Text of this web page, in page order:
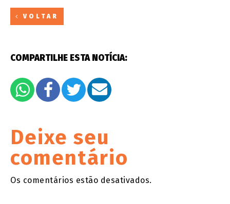
VOLTAR
COMPARTILHE ESTA NOTÍCIA:
Deixe seu
comentário
Os comentários estão desativados.